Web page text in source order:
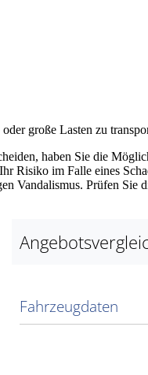
große Lasten zu
haben Sie die
Risiko im Falle eines
Vandalismus. Prüfen